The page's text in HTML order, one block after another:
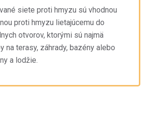
siete proti hmyzu sú vhodnou
proti hmyzu lietajúcemu do
otvorov, ktorými sú najmä
na terasy, záhrady, bazény alebo
a lodžie.